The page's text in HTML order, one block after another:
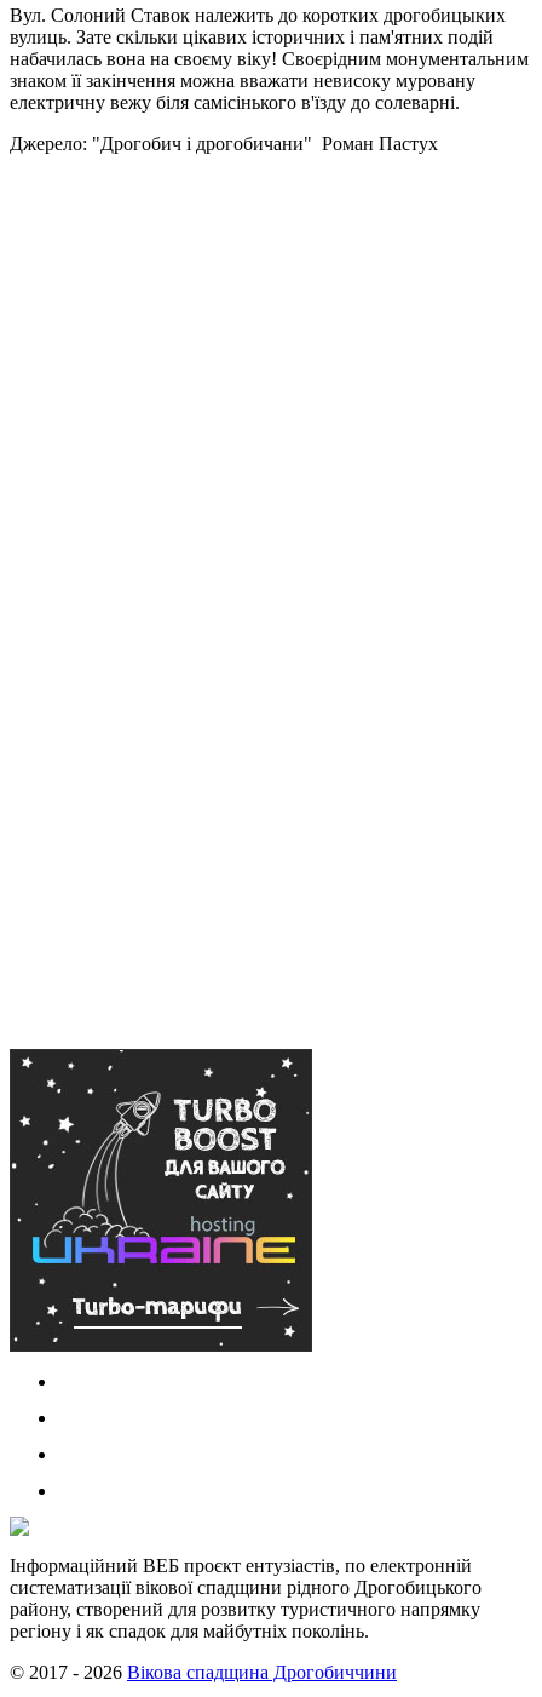
Вул. Солоний Ставок належить до коротких дрогобицыких
вулиць. Зате скільки цікавих історичних і пам'ятних подій
набачилась вона на своєму віку! Своєрідним монументальним
знаком її закінчення можна вважати невисоку муровану
електричну вежу біля самісінького в'їзду до солеварні.
Джерело: "Дрогобич і дрогобичани" Роман Пастух
Інформаційний ВЕБ проєкт ентузіастів, по електронній
систематизації вікової спадщини рідного Дрогобицького
району, створений для розвитку туристичного напрямку
регіону і як спадок для майбутніх поколінь.
© 2017 - 2026 Вікова спадщина Дрогобиччини